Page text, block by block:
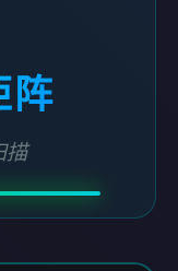
阵
描